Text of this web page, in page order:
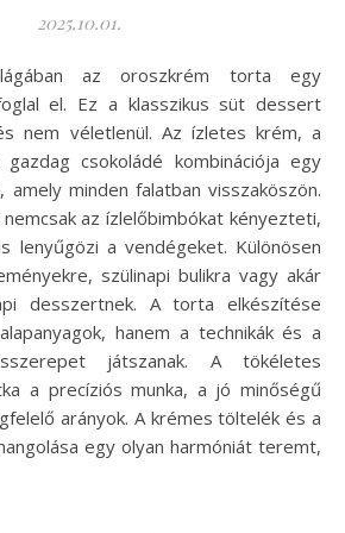
2025.10.01.
el. Ez a klasszikus süt dessert
nem véletlenül. Az ízletes krém, a
csokoládé kombinációja egy
minden falatban visszaköszön.
az ízlelőbimbókat kényezteti,
lenyűgözi a vendégeket. Különösen
szülinapi bulikra vagy akár
desszertnek. A torta elkészítése
hanem a technikák és a
játszanak. A tökéletes
a precíziós munka, a jó minőségű
arányok. A krémes töltelék és a
egy olyan harmóniát teremt,